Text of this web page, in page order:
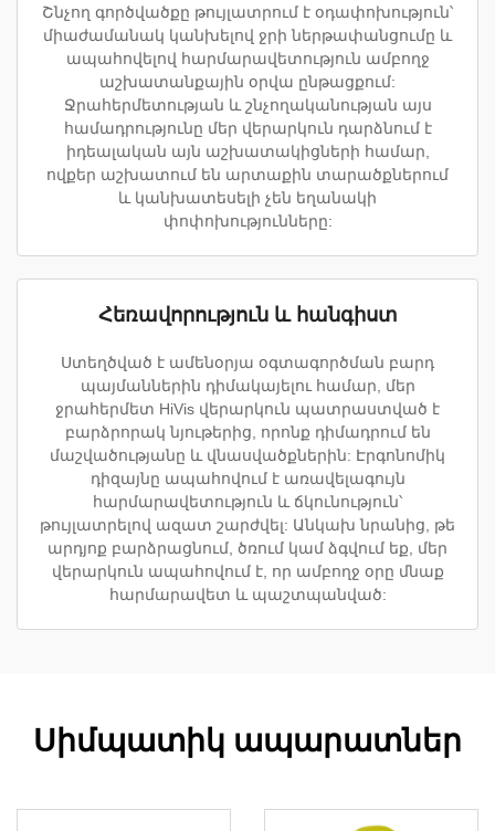
Շնչող գործվածքը թույլատրում է օդափոխություն՝
միաժամանակ կանխելով ջրի ներթափանցումը և
ապահովելով հարմարավետություն ամբողջ
աշխատանքային օրվա ընթացքում:
Ջրահերմետության և շնչողականության այս
համադրությունը մեր վերարկուն դարձնում է
իդեալական այն աշխատակիցների համար,
ովքեր աշխատում են արտաքին տարածքներում
և կանխատեսելի չեն եղանակի
փոփոխությունները:
Հեռավորություն և հանգիստ
Ստեղծված է ամենօրյա օգտագործման բարդ
պայմաններին դիմակայելու համար, մեր
ջրահերմետ HiVis վերարկուն պատրաստված է
բարձրորակ նյութերից, որոնք դիմադրում են
մաշվածությանը և վնասվածքներին: Էրգոնոմիկ
դիզայնը ապահովում է առավելագույն
հարմարավետություն և ճկունություն՝
թույլատրելով ազատ շարժվել: Անկախ նրանից, թե
արդյոք բարձրացնում, ծռում կամ ձգվում եք, մեր
վերարկուն ապահովում է, որ ամբողջ օրը մնաք
հարմարավետ և պաշտպանված:
Սիմպատիկ ապարատներ